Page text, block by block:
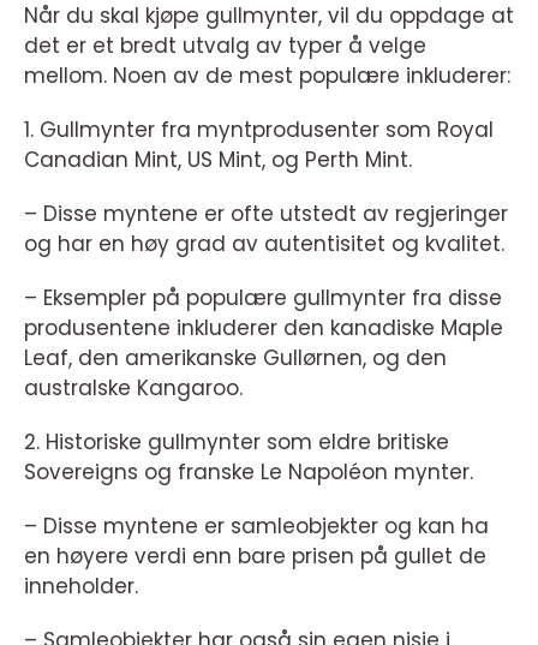
Når du skal kjøpe gullmynter, vil du oppdage at
det er et bredt utvalg av typer å velge
mellom. Noen av de mest populære inkluderer:
1. Gullmynter fra myntprodusenter som Royal
Canadian Mint, US Mint, og Perth Mint.
– Disse myntene er ofte utstedt av regjeringer
og har en høy grad av autentisitet og kvalitet.
– Eksempler på populære gullmynter fra disse
produsentene inkluderer den kanadiske Maple
Leaf, den amerikanske Gullørnen, og den
australske Kangaroo.
2. Historiske gullmynter som eldre britiske
Sovereigns og franske Le Napoléon mynter.
– Disse myntene er samleobjekter og kan ha
en høyere verdi enn bare prisen på gullet de
inneholder.